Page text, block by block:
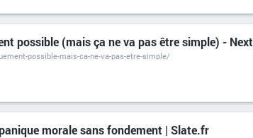
possible (mais ça ne va pas être simple) - Next
possible-mais-ca-ne-va-pas-etre-simple/
morale sans fondement | Slate.fr